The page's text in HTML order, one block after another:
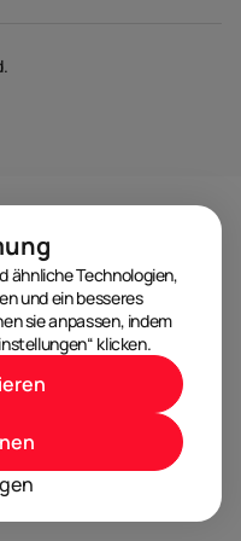
ähnliche Technologien,
und ein besseres
sie anpassen, indem
klicken.